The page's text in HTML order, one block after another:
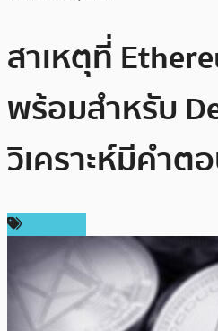
สาเหตุที่
พร้อมสำหรับ
วิเคราะห์มีคำต